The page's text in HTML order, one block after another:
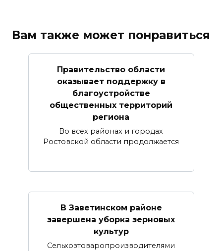
Вам также может понравиться
Правительство области
оказывает поддержку в
благоустройстве
общественных территорий
региона
Во всех районах и городах
Ростовской области продолжается
В Заветинском районе
завершена уборка зерновых
культур
Сельхозтоваропроизводителями